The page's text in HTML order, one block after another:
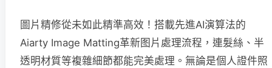
圖片精修從未如此精準高效！搭載先進AI演算法的
Aiarty Image Matting革新图片處理流程，連髮絲、半
透明材質等複雜細節都能完美處理。無論是個人證件照